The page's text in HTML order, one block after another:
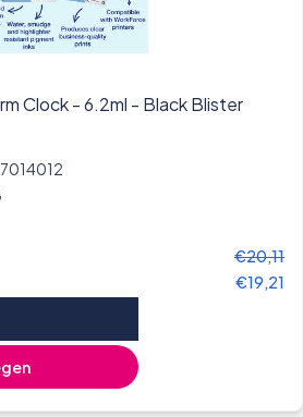
Clock - 6.2ml - Black Blister
€20,11
€19,21